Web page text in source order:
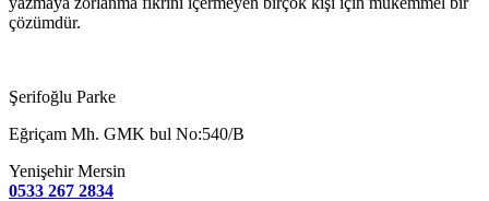
çözümdür.
Şerifoğlu Parke
Eğriçam Mh. GMK bul No:540/B
Yenişehir Mersin
0533 267 2834